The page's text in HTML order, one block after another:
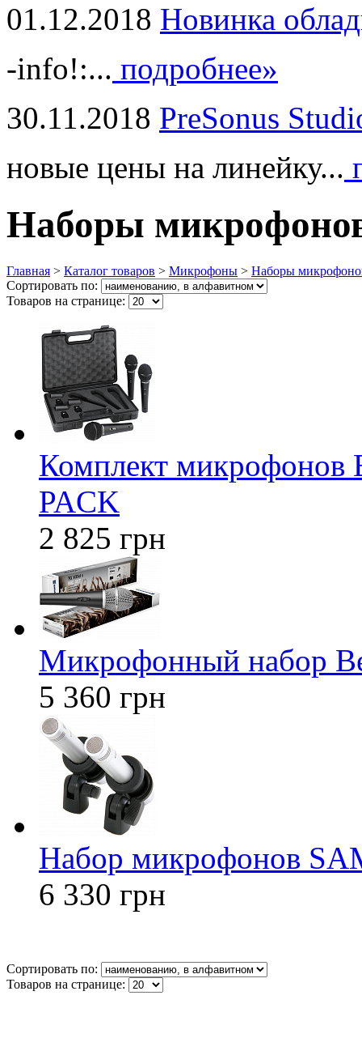
01.12.2018 Новинка
-info!:... подробнее»
30.11.2018 PreSonus
новые цены на линейку...
Наборы
Главная > Каталог товаров > Микрофоны > Наборы
Сортировать по:
Товаров на странице:
Комплект микрофонов
PACK
2 825 грн
Микрофонный набор
5 360 грн
Набор микрофонов
6 330 грн
Сортировать по:
Товаров на странице: